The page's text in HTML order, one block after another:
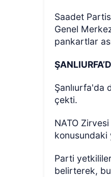
Saadet
Genel
pankartlar
Şanlıurfa'da
çekti.
NATO
konusundaki
Parti
belirterek,